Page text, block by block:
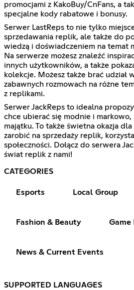
promocjami z KakoBuy/CnFans, a
specjalne kody rabatowe i bonusy.
Serwer LastReps to nie tylko
sprzedawania replik, ale także do
wiedzą i doświadczeniem na temat
Na serwerze możesz znaleźć
innych użytkowników, a także
kolekcje. Możesz także brać udział
zabawnych rozmowach na różne
z replikami.
Serwer JackReps to idealna
chce ubierać się modnie i
majątku. To także świetna okazja
zarobić na sprzedaży replik,
społeczności. Dołącz do serwera
świat replik z nami!
CATEGORIES
Esports Local Group
Fashion & Beauty Game
News & Current Events
SUPPORTED LANGUAGES